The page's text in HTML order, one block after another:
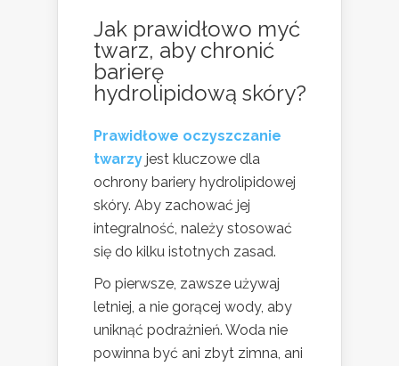
Jak prawidłowo myć
twarz, aby chronić
barierę
hydrolipidową skóry?
Prawidłowe oczyszczanie
twarzy jest kluczowe dla
ochrony bariery hydrolipidowej
skóry. Aby zachować jej
integralność, należy stosować
się do kilku istotnych zasad.
Po pierwsze, zawsze używaj
letniej, a nie gorącej wody, aby
uniknąć podrażnień. Woda nie
powinna być ani zbyt zimna, ani